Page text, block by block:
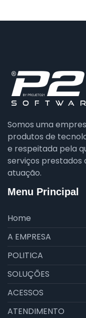
Somos uma
produtos de
e respeitada pela
serviços prestados
atuação.
Menu Principal
Home
A EMPRESA
POLITICA
SOLUÇÕES
ACESSOS
ATENDIMENTO